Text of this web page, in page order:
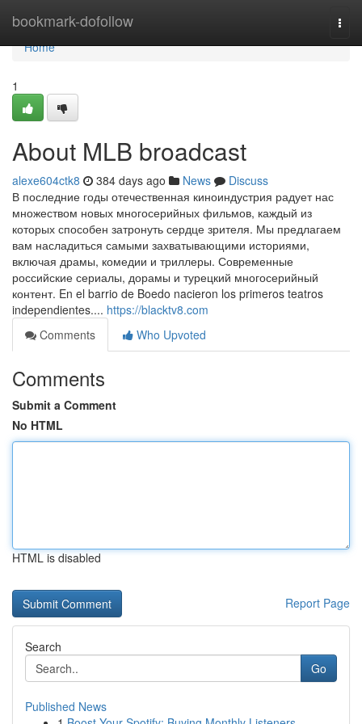
bookmark-dofollow
Home
Home
1
About MLB broadcast
alexe604ctk8 384 days ago News
Discuss
В последние годы отечественная киноиндустрия радует нас
множеством новых многосерийных фильмов, каждый из
которых способен затронуть сердце зрителя. Мы предлагаем
вам насладиться самыми захватывающими историями,
включая драмы, комедии и триллеры. Современные
российские сериалы, дорамы и турецкий многосерийный
контент. En el barrio de Boedo nacieron los primeros teatros
independientes.... https://blacktv8.com
Comments
Who Upvoted
Comments
Submit a Comment
No HTML
HTML is disabled
Report Page
Search
Go
Published News